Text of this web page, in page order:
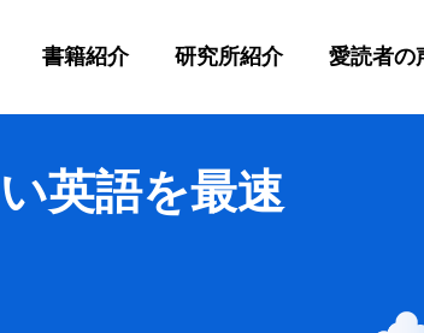
書籍紹介 研究所紹介 愛読者の
英語を最速